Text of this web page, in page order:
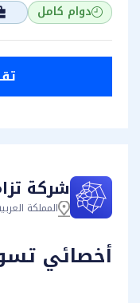
دوام كامل
شركة
المملكة
أخصائي